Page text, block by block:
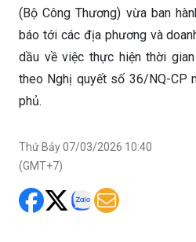
(Bộ Công Thương) vừa ban
báo tới các địa phương và
dầu về việc thực hiện thời
theo Nghị quyết số 36/NQ-CP
phủ.
Thứ Bảy 07/03/2026 10:40
(GMT+7)